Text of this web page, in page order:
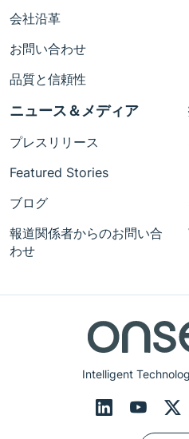
Intelligent
会社沿革
お問い合わせ
品質と信頼性
ニュース＆メディア
プレスリリース
Featured Stories
ブログ
報道関係者からのお問い合
わせ